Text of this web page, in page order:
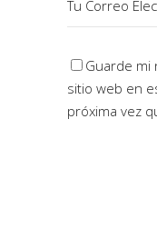
Guarde mi
sitio web en
próxima vez